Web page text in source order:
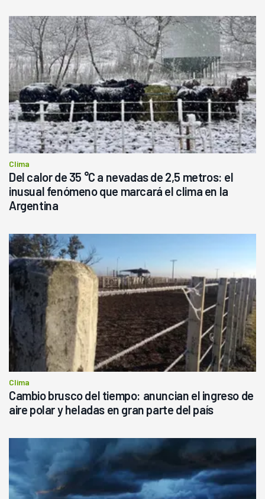
Clima
Del calor de 35 °C a nevadas de 2,5 metros: el
inusual fenómeno que marcará el clima en la
Argentina
Clima
Cambio brusco del tiempo: anuncian el ingreso de
aire polar y heladas en gran parte del país